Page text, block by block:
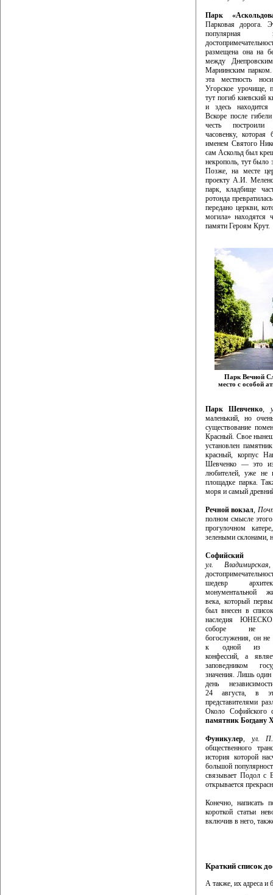
Парк
Парковая дорога.
популярная
размещена она на
между
Мариинским
эта местность
Угорское урочище,
тут погиб киевский
и здесь находится
Вскоре после
честь построили
часовенку, которая
именем Святого
сам Аскольд был
некрополь, тут было
Позже, на месте
проекту А.И.
парк, кладбище
ротонда
передано церкви,
могила»
памяти Героям Крут.
Парк Вечной
место с особой
Парк Шевченко,
маленький, но
существование
Красный. Свое
установлен
красный, корпус
Шевченко — это
любителей, уже не
площадке парка.
моря и самый
Речной вокзал,
полном смысле
прогулочном
зелеными склонами,
ул.
шедевр
монументальной
века, который
был внесен в
наследия
соборе не
богослужения, он не
к одной из
конфессий, а
заповедником
значения. Лишь один
день
24 августа, в
представителями
Около Софийского
памятник Богдану
Фуникулер, ул.
общественного
история которой
большой
связывает Подол с
открывается
Конечно, написать
короткой статьи
включив в него,
Краткий список
А также, их адреса и